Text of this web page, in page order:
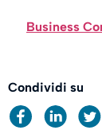
Business
Condividi su